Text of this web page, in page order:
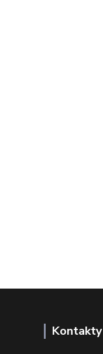
Kontakty